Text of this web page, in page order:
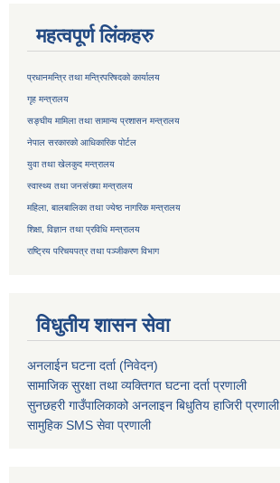
महत्वपूर्ण लिंकहरु
प्रधानमन्त्रि तथा मन्त्रिपरिषदको कार्यालय
गृह मन्त्रालय
सङ्घीय मामिला तथा सामान्य प्रशासन मन्त्रालय
नेपाल सरकारको आधिकारिक पोर्टल
युवा तथा खेलकुद मन्त्रालय
स्वास्थ्य तथा जनसंख्या मन्त्रालय
महिला, बालबालिका तथा ज्येष्ठ नागरिक मन्त्रालय
शिक्षा, विज्ञान तथा प्रविधि मन्त्रालय
राष्ट्रिय परिचयपत्र तथापञ्जीकरण विभाग
विधुतीय शासन सेवा
अनलाईन घटना दर्ता (निवेदन)
सामाजिक सुरक्षा तथा व्यक्तिगत घटना दर्ताप्रणाली
सुनछहरी गाउँपालिकाको अनलाइन बिधुतिय हाजिरी प्रणाली
सामुहिकSMS सेवाप्रणाली